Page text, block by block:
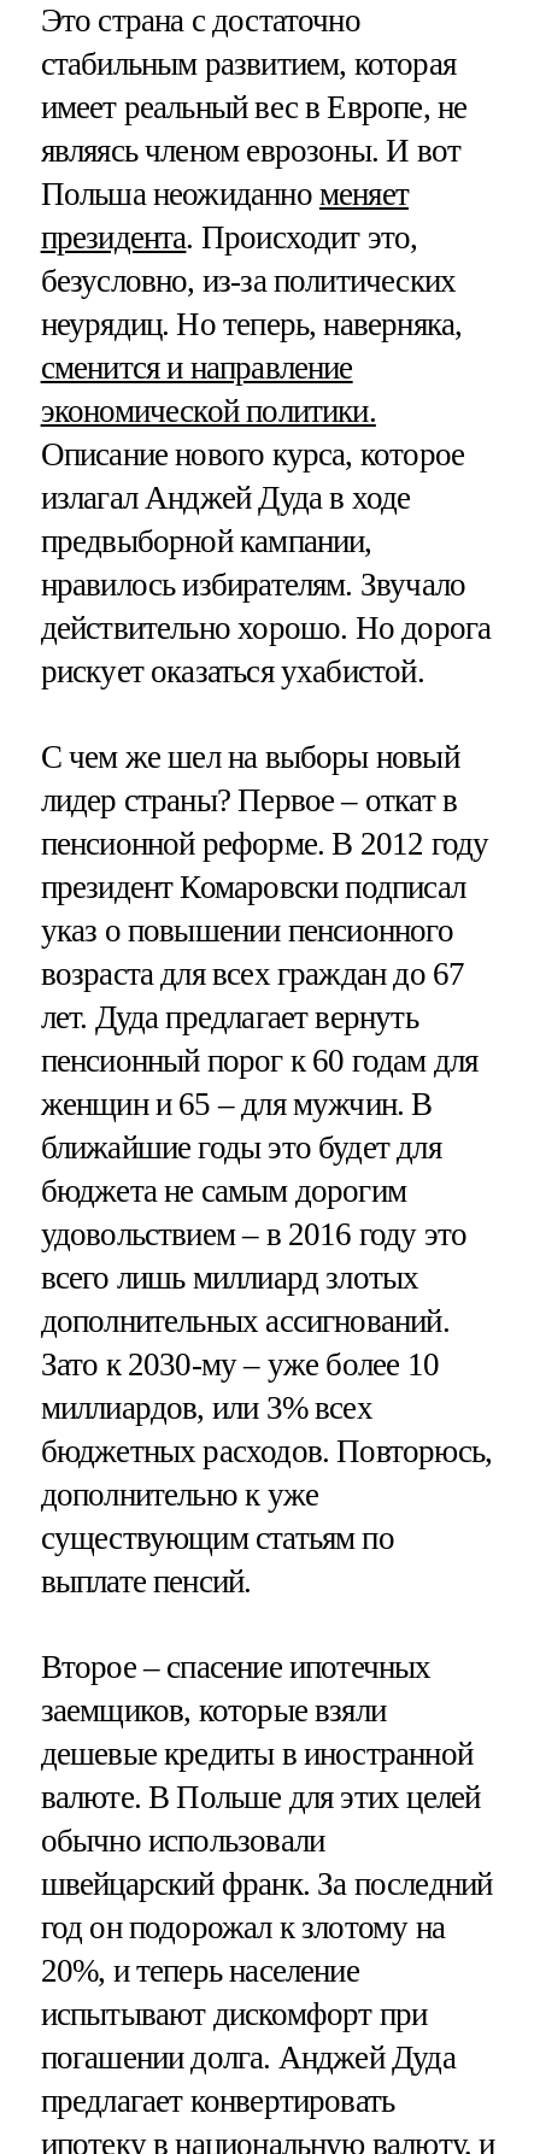
Это страна с достаточно
стабильным развитием, которая
имеет реальный вес в Европе, не
являясь членом еврозоны. И вот
Польша неожиданно меняет
президента. Происходит это,
безусловно, из-за политических
неурядиц. Но теперь, наверняка,
сменится и направление
экономической политики.
Описание нового курса, которое
излагал Анджей Дуда в ходе
предвыборной кампании,
нравилось избирателям. Звучало
действительно хорошо. Но дорога
рискует оказаться ухабистой.
С чем же шел на выборы новый
лидер страны? Первое – откат в
пенсионной реформе. В 2012 году
президент Комаровски подписал
указ о повышении пенсионного
возраста для всех граждан до 67
лет. Дуда предлагает вернуть
пенсионный порог к 60 годам для
женщин и 65 – для мужчин. В
ближайшие годы это будет для
бюджета не самым дорогим
удовольствием – в 2016 году это
всего лишь миллиард злотых
дополнительных ассигнований.
Зато к 2030-му – уже более 10
миллиардов, или 3% всех
бюджетных расходов. Повторюсь,
дополнительно к уже
существующим статьям по
выплате пенсий.
Второе – спасение ипотечных
заемщиков, которые взяли
дешевые кредиты в иностранной
валюте. В Польше для этих целей
обычно использовали
швейцарский франк. За последний
год он подорожал к злотому на
20%, и теперь население
испытывают дискомфорт при
погашении долга. Анджей Дуда
предлагает конвертировать
ипотеку в национальную валюту, и